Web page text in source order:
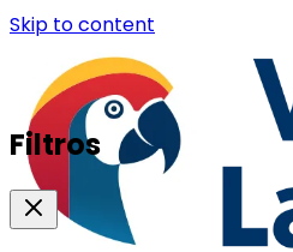
Skip to content
Filtros